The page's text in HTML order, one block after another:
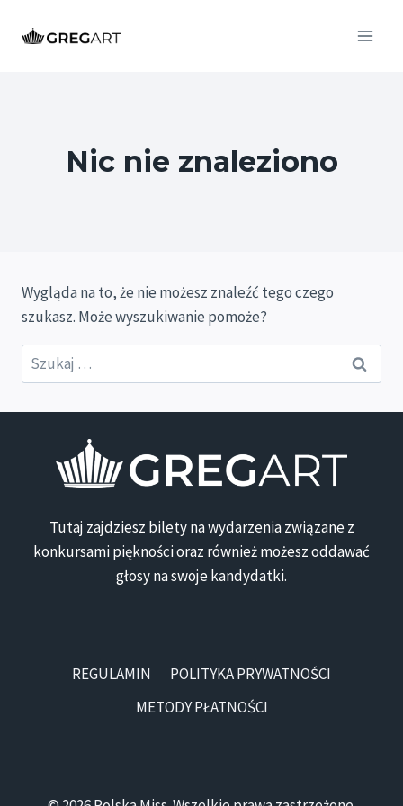
Nic nie znaleziono
Wygląda na to, że nie możesz znaleźć tego czego
szukasz. Może wyszukiwanie pomoże?
Szukaj:
Tutaj zajdziesz bilety na wydarzenia związane z
konkursami piękności oraz również możesz oddawać
głosy na swoje kandydatki.
REGULAMIN
POLITYKA PRYWATNOŚCI
METODY PŁATNOŚCI